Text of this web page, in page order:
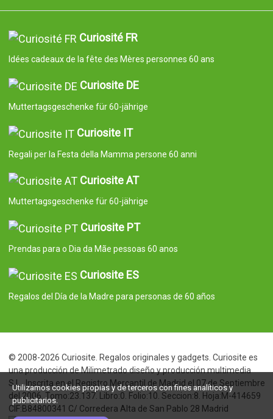
Curiosité FR
Idées cadeaux de la fête des Mères personnes 60 ans
Curiosite DE
Muttertagsgeschenke für 60-jährige
Curiosite IT
Regali per la Festa della Mamma persone 60 anni
Curiosite AT
Muttertagsgeschenke für 60-jährige
Curiosite PT
Prendas para o Dia da Mãe pessoas 60 anos
Curiosite ES
Regalos del Día de la Madre para personas de 60 años
© 2008-2026 Curiosite. Regalos originales y gadgets. Curiosite es
una producción de Milimetrado diseño y producción multimedia
S.L.. Inscrita en el Registro Mercantil de Madrid el 07 de Septiembre
del 2006. Tomo:23.137. Libro:0. Folio:10. Seccion:8. Hoja:M-414659
CIF:B84800341 C/ Corredera Alta de San Pablo 28 Madrid
Utilizamos cookies propias y de terceros con fines analíticos y
publicitarios.